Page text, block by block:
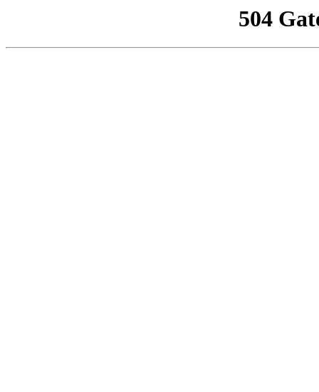
504